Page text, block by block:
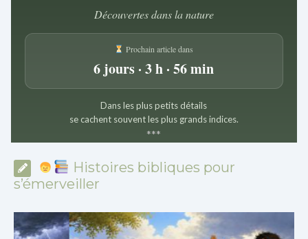
Découvertes dans la nature
Prochain article dans
6 jours · 3 h · 56 min
Dans les plus petits détails
se cachent souvent les plus grands indices.
***
Histoires bibliques pour
s’émerveiller